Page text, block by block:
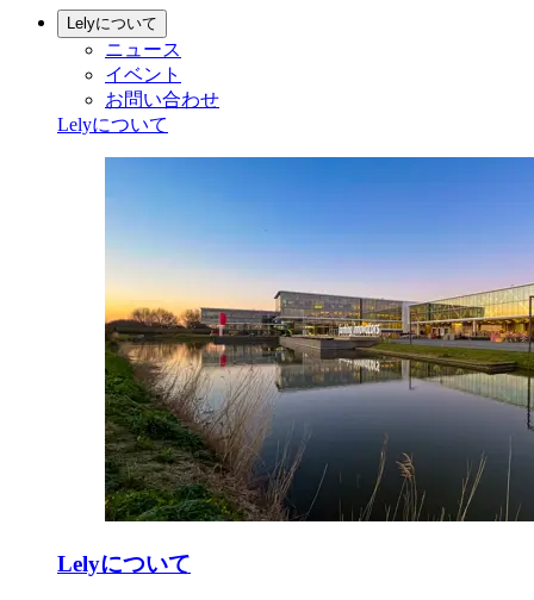
Lelyについて
ニュース
イベント
お問い合わせ
Lelyについて
Lelyについて